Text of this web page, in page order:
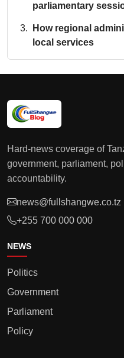
parliamentary
How regional
local services
Hard-news coverage of
government, parliament,
accountability.
news@fullshangwe.co.tz
+255 700 000 000
NEWS
Politics
Government
Parliament
Policy